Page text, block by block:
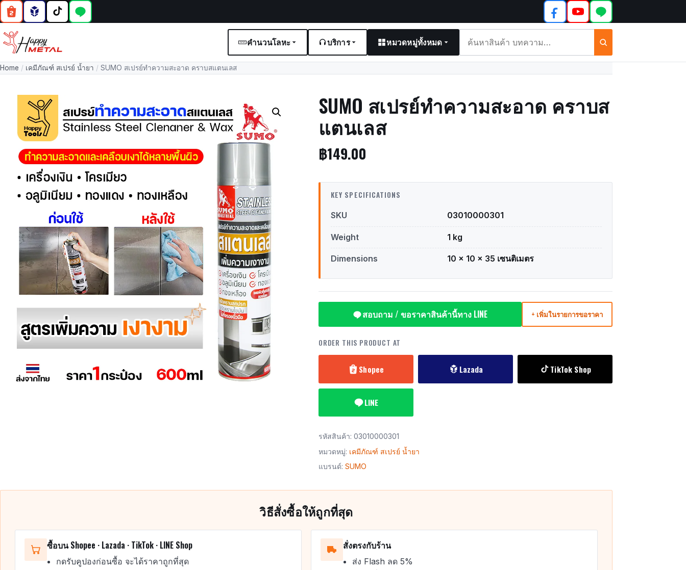
คำนวนโลหะ บริการ หมวดหมู่ทั้งหมด
และ
บทความ
Home / เคมีภัณฑ์ สเปรย์ น้ำยา / SUMO สเปรย์ทำความสะอาด คราบสแตนเลส
SUMO สเปรย์ทำความสะอาด คราบส
แตนเลส
฿149.00
KEY SPECIFICATIONS
SKU 03010000301
Weight 1 kg
Dimensions 10 × 10 × 35 เซนติเมตร
สอบถาม / ขอราคาสินค้านี้ทาง LINE + เพิ่มในรายการขอราคา
ORDER THIS PRODUCT AT
Shopee Lazada TikTok Shop
LINE
รหัสสินค้า: 03010000301
หมวดหมู่: เคมีภัณฑ์ สเปรย์ น้ำยา
แบรนด์: SUMO
วิธีสั่งซื้อให้ถูกที่สุด
ซื้อบน Shopee · Lazada · TikTok · LINE Shop
กดรับคูปองก่อนซื้อ จะได้ราคาถูกที่สุด
สั่งตรงกับร้าน
ส่ง Flash ลด 5%